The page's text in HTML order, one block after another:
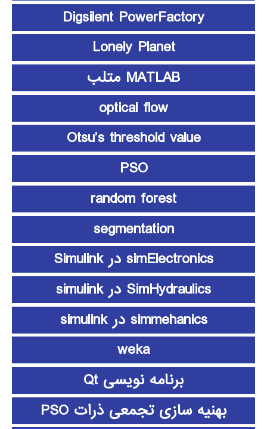
Digsilent PowerFactory
Lonely Planet
MATLAB متلب
optical flow
Otsu’s threshold value
PSO
random forest
segmentation
simElectronics در Simulink
SimHydraulics در simulink
simmehanics در simulink
weka
برنامه نویسی Qt
بهنیه سازی تجمعی ذرات PSO